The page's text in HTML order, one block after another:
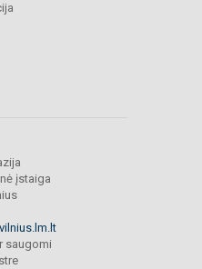
įstaiga
saugomi